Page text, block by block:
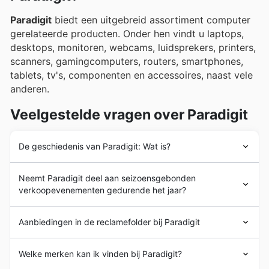
from top brands.
Paradigit biedt een uitgebreid assortiment computer
gerelateerde producten. Onder hen vindt u laptops,
desktops, monitoren, webcams, luidsprekers, printers,
scanners, gamingcomputers, routers, smartphones,
tablets, tv's, componenten en accessoires, naast vele
anderen.
Veelgestelde vragen over Paradigit
De geschiedenis van Paradigit: Wat is?
Paradigit-groep is sindsdien een bedrijfin de
computerindustrie en verkoopt aan consumenten,
bedrijven, overheid en onderwijs. Het bedrijf verkoopt
150.000 computers per jaar. DeParadigitgroep is
aanwezig in verschillende markten en het Nederlandse
Computer Specialist, blijkt uit onderzoek van Q&A.
Neemt Paradigit deel aan seizoensgebonden
verkoopevenementen gedurende het jaar?
seizoensgebonden acties en evenementen, en op onze
website kunt u voordeligste aanbiedingen en de meest
recente Paradigit foldersenweekaanbiedingen
vinden. Ontdek voordat u naar de winkel gaat de
Aanbiedingen in de reclamefolder bij Paradigit
elektronicaen computer gerelateerde producten. Het
Welke merken kan ik vinden bij Paradigit?